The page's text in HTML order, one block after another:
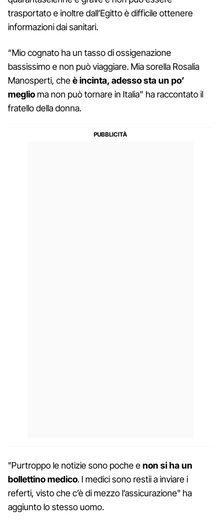
trasportato e inoltre dall’Egitto è difficile ottenere
informazioni dai sanitari.
“Mio cognato ha un tasso di ossigenazione
bassissimo e non può viaggiare. Mia sorella Rosalia
Manosperti, cheè incinta, adesso sta un po’
meglio ma non può tornare in Italia” ha raccontato il
fratello della donna.
"Purtroppo le notizie sono poche enon si ha un
bollettino medico. I medici sono restii a inviare i
referti, visto che c’è di mezzo l’assicurazione" ha
aggiunto lo stesso uomo.